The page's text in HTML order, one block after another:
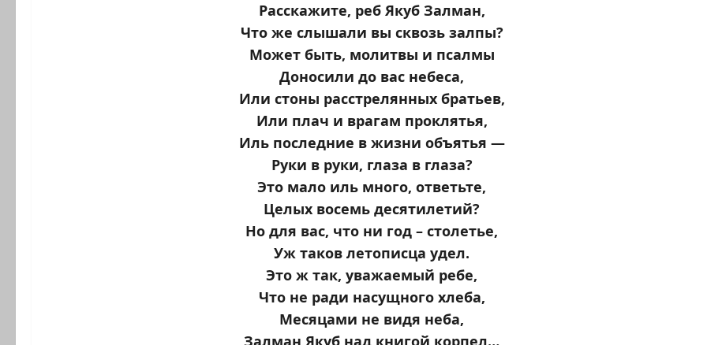
Расскажите, реб Якуб Залман,
Что же слышали вы сквозь залпы?
Может быть, молитвы и псалмы
Доносили до вас небеса,
Или стоны расстрелянных братьев,
Или плач и врагам проклятья,
Иль последние в жизни объятья —
Руки в руки, глаза в глаза?
Это мало иль много, ответьте,
Целых восемь десятилетий?
Но для вас, что ни год – столетье,
Уж таков летописца удел.
Это ж так, уважаемый ребе,
Что не ради насущного хлеба,
Месяцами не видя неба,
Залман Якуб над книгой корпел…